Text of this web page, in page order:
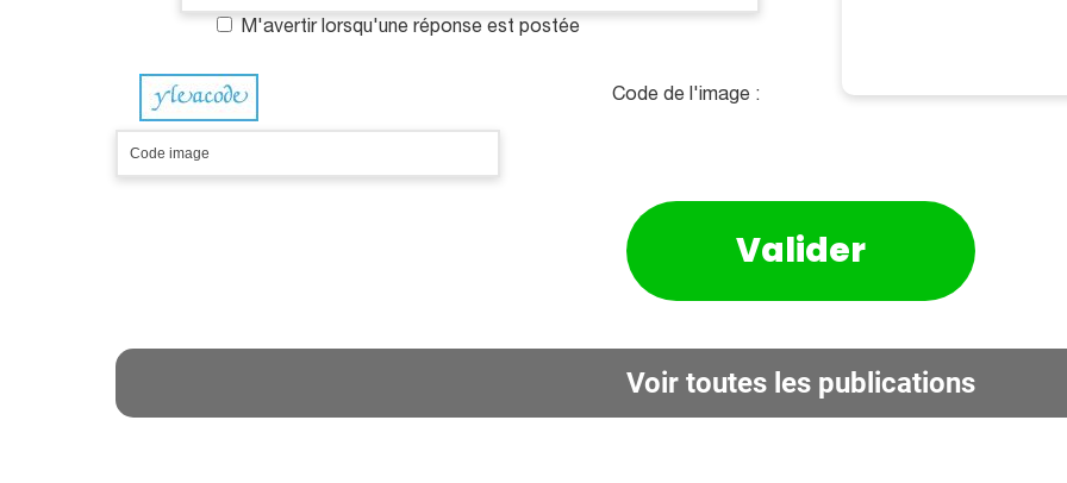
M'avertir lorsqu'une réponse est postée
Code de l'image :
Voir toutes les publications